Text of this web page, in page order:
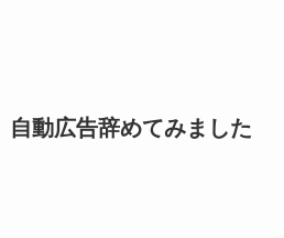
自動広告辞めてみました